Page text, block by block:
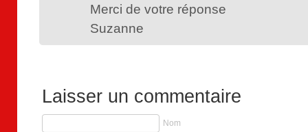
Merci de votre réponse
Suzanne
Laisser un commentaire
Nom